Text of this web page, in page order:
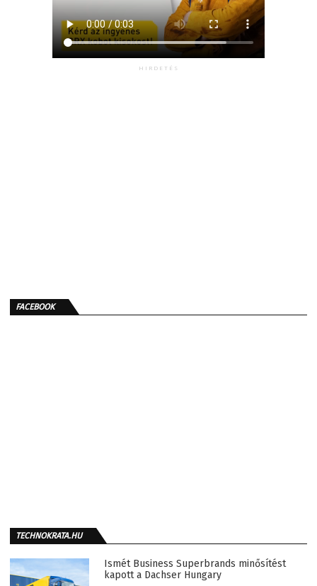
HIRDETÉS
FACEBOOK
TECHNOKRATA.HU
Ismét Business Superbrands minősítést
kapott a Dachser Hungary